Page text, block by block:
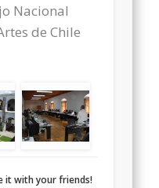
Nacional
de Chile
it with your friends!